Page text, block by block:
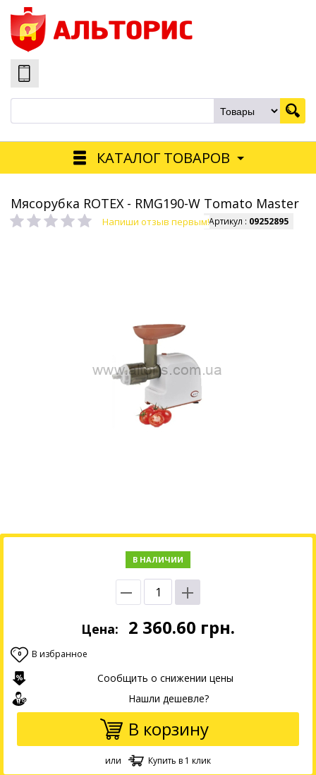
КАТАЛОГ ТОВАРОВ
Мясорубка ROTEX - RMG190-W Tomato Master
Напиши отзыв первым!Артикул : 09252895
В НАЛИЧИИ
Цена: 2 360.60 грн.
0 В избранное
Сообщить о снижении цены
Нашли дешевле?
В корзину
или Купить в 1 клик